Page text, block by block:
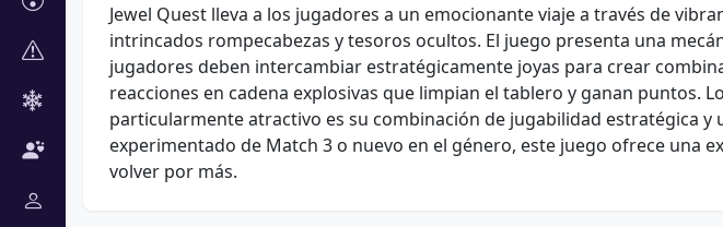
Jewel Quest lleva a los jugadores a un emocionante viaje a través de
intrincados rompecabezas y tesoros ocultos. El juego presenta una
jugadores deben intercambiar estratégicamente joyas para crear
reacciones en cadena explosivas que limpian el tablero y ganan puntos.
particularmente atractivo es su combinación de jugabilidad estratégica y
experimentado de Match 3 o nuevo en el género, este juego ofrece una
volver por más.